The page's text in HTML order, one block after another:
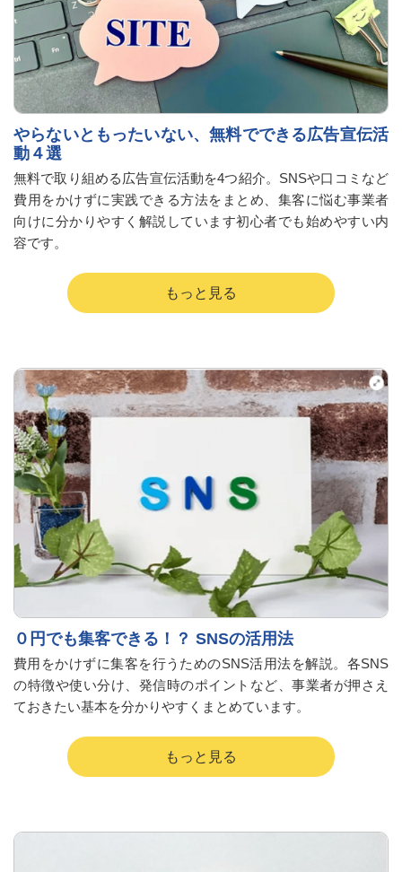
やらないともったいない、無料でできる広告宣伝活
動４選
無料で取り組める広告宣伝活動を4つ紹介。SNSや口コミなど
費用をかけずに実践できる方法をまとめ、集客に悩む事業者
向けに分かりやすく解説しています初心者でも始めやすい内
容です。
０円でも集客できる！？ SNSの活用法
費用をかけずに集客を行うためのSNS活用法を解説。各SNS
の特徴や使い分け、発信時のポイントなど、事業者が押さえ
ておきたい基本を分かりやすくまとめています。